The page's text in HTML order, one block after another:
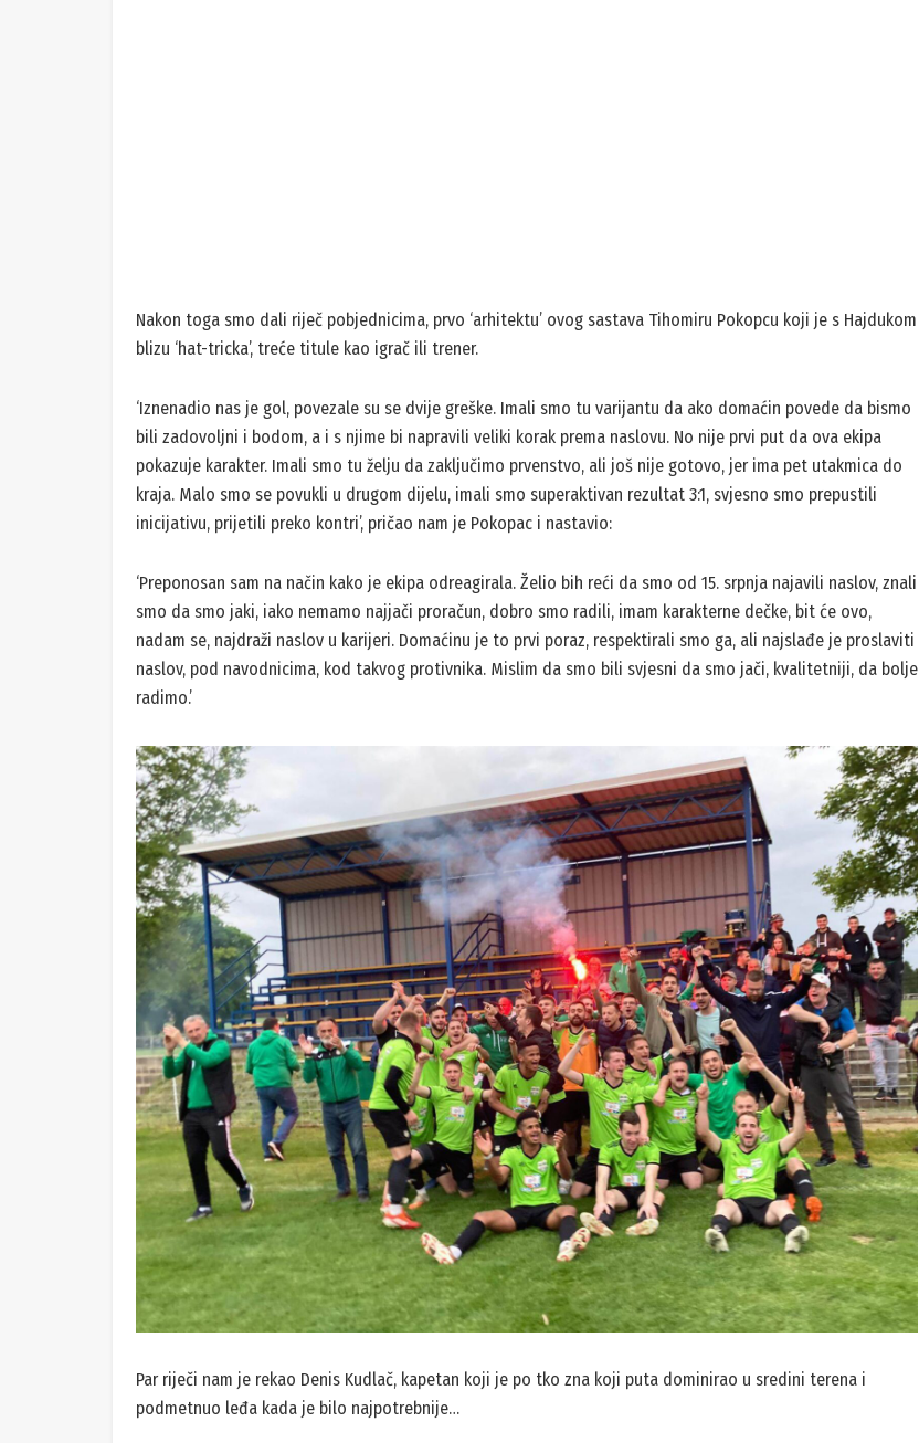
Nakon toga smo dali riječ pobjednicima, prvo ‘arhitektu’ ovog sastava Tihomiru Pokopcu koji je s Hajdukom
‘Iznenadio nas je gol, povezale su se dvije greške. Imali smo tu varijantu da ako domaćin povede da bismo
bili zadovoljni i bodom, a i s njime bi napravili veliki korak prema naslovu. No nije prvi put da ova ekipa
pokazuje karakter. Imali smo tu želju da zaključimo prvenstvo, ali još nije gotovo, jer ima pet utakmica do
kraja. Malo smo se povukli u drugom dijelu, imali smo superaktivan rezultat 3:1, svjesno smo prepustili
inicijativu, prijetili preko kontri’, pričao nam je Pokopac i nastavio:
‘Preponosan sam na način kako je ekipa odreagirala. Želio bih reći da smo od 15. srpnja najavili naslov, znali
smo da smo jaki, iako nemamo najjači proračun, dobro smo radili, imam karakterne dečke, bit će ovo,
nadam se, najdraži naslov u karijeri. Domaćinu je to prvi poraz, respektirali smo ga, ali najslađe je proslaviti
naslov, pod navodnicima, kod takvog protivnika. Mislim da smo bili svjesni da smo jači, kvalitetniji, da bolje
radimo.’